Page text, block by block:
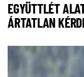
EGYÜTTLÉT
ÁRTATLAN